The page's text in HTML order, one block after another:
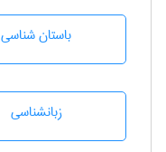
باستان شناسی
زبانشناسی